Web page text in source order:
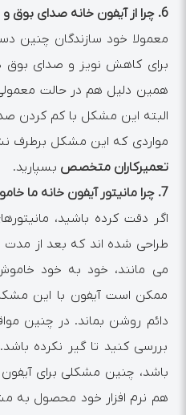
6. چرا از آیفون خانه صدای بوق
معمولا خود سازندگان چنین
برای کاهش نویز و صدای بوق
همین دلیل هم در حالت
البته این مشکل با کم کردن
مواردی که این مشکل برطرف
تعمیرکاران متخصص بسپارید.
7. چرا مانیتور آیفون خانه ما
اگر دقت کرده باشید،
طراحی شده اند که بعد از
می مانند، خود به خود
ممکن است آیفون با این
دائم روشن بماند. در چنین
بررسی کنید تا گیر نکرده
باشد، چنین مشکلی برای
هم نرم افزار خود محصول به